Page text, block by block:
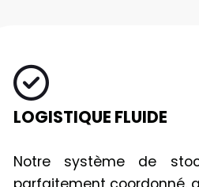
LOGISTIQUE FLUIDE
Notre système de